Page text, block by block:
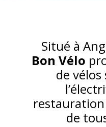
Situé à
Bon Vélo
de
de